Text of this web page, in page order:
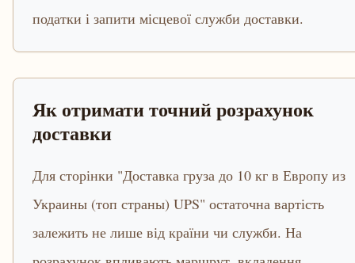
податки і запити місцевої служби доставки.
Як отримати точний розрахунок
доставки
Для сторінки "Доставка груза до 10 кг в Европу из
Украины (топ страны) UPS" остаточна вартість
залежить не лише від країни чи служби. На